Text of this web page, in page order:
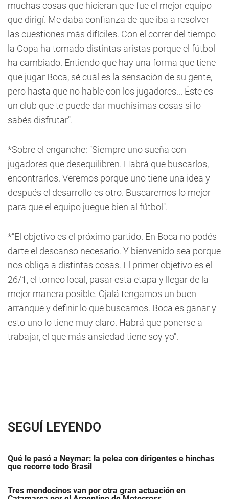
muchas cosas que hicieran que fue el mejor equipo
que dirigí. Me daba confianza de que iba a resolver
las cuestiones más difíciles. Con el correr del tiempo
la Copa ha tomado distintas aristas porque el fútbol
ha cambiado. Entiendo que hay una forma que tiene
que jugar Boca, sé cuál es la sensación de su gente,
pero hasta que no hable con los jugadores... Éste es
un club que te puede dar muchísimas cosas si lo
sabés disfrutar".
*Sobre el enganche: "Siempre uno sueña con
jugadores que desequilibren. Habrá que buscarlos,
encontrarlos. Veremos porque uno tiene una idea y
después el desarrollo es otro. Buscaremos lo mejor
para que el equipo juegue bien al fútbol".
*"El objetivo es el próximo partido. En Boca no podés
darte el descanso necesario. Y bienvenido sea porque
nos obliga a distintas cosas. El primer objetivo es el
26/1, el torneo local, pasar esta etapa y llegar de la
mejor manera posible. Ojalá tengamos un buen
arranque y definir lo que buscamos. Boca es ganar y
esto uno lo tiene muy claro. Habrá que ponerse a
trabajar, el que más ansiedad tiene soy yo".
SEGUÍ LEYENDO
Qué le pasó a Neymar: la pelea con dirigentes e hinchas
que recorre todo Brasil
Tres mendocinos van por otra gran actuación en